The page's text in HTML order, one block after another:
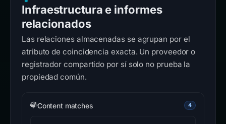
Infraestructura e informes
relacionados
Las relaciones almacenadas se agrupan por el
atributo de coincidencia exacta. Un proveedor o
registrador compartido por sí solo no prueba la
propiedad común.
Content matches 4